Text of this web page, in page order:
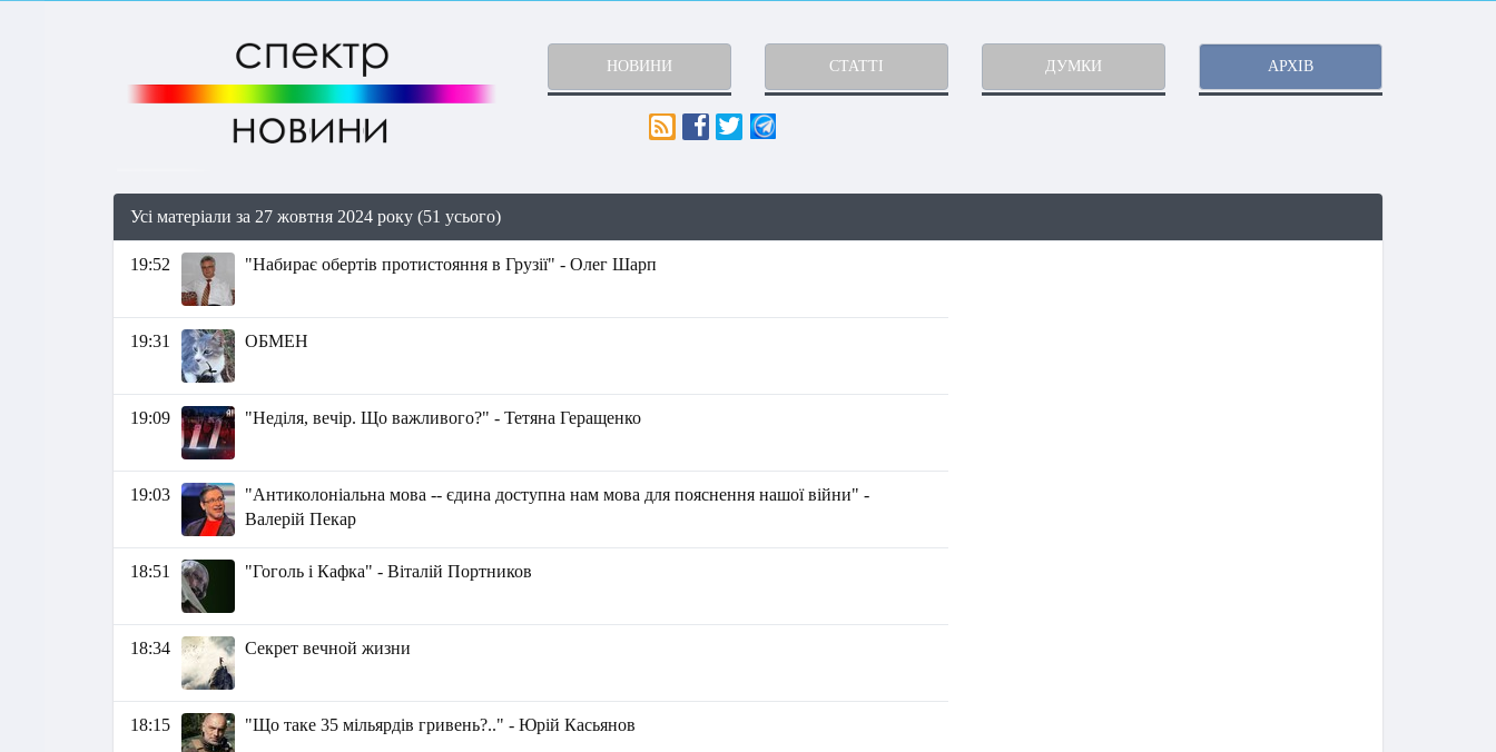
НОВИНИ СТАТТІ ДУМКИ АРХІВ
Усі матеріали за 27 жовтня 2024 року (51 усього)
19:52 "Набирає обертів протистояння в Грузії" - Олег Шарп
19:31 ОБМЕН
19:09 "Неділя, вечір. Що важливого?" - Тетяна Геращенко
19:03
"Антиколоніальна мова -- єдина доступна нам мова для пояснення нашої війни" -
Валерій Пекар
18:51 "Гоголь і Кафка" - Віталій Портников
18:34 Секрет вечной жизни
18:15 "Що таке 35 мільярдів гривень?.." - Юрій Касьянов